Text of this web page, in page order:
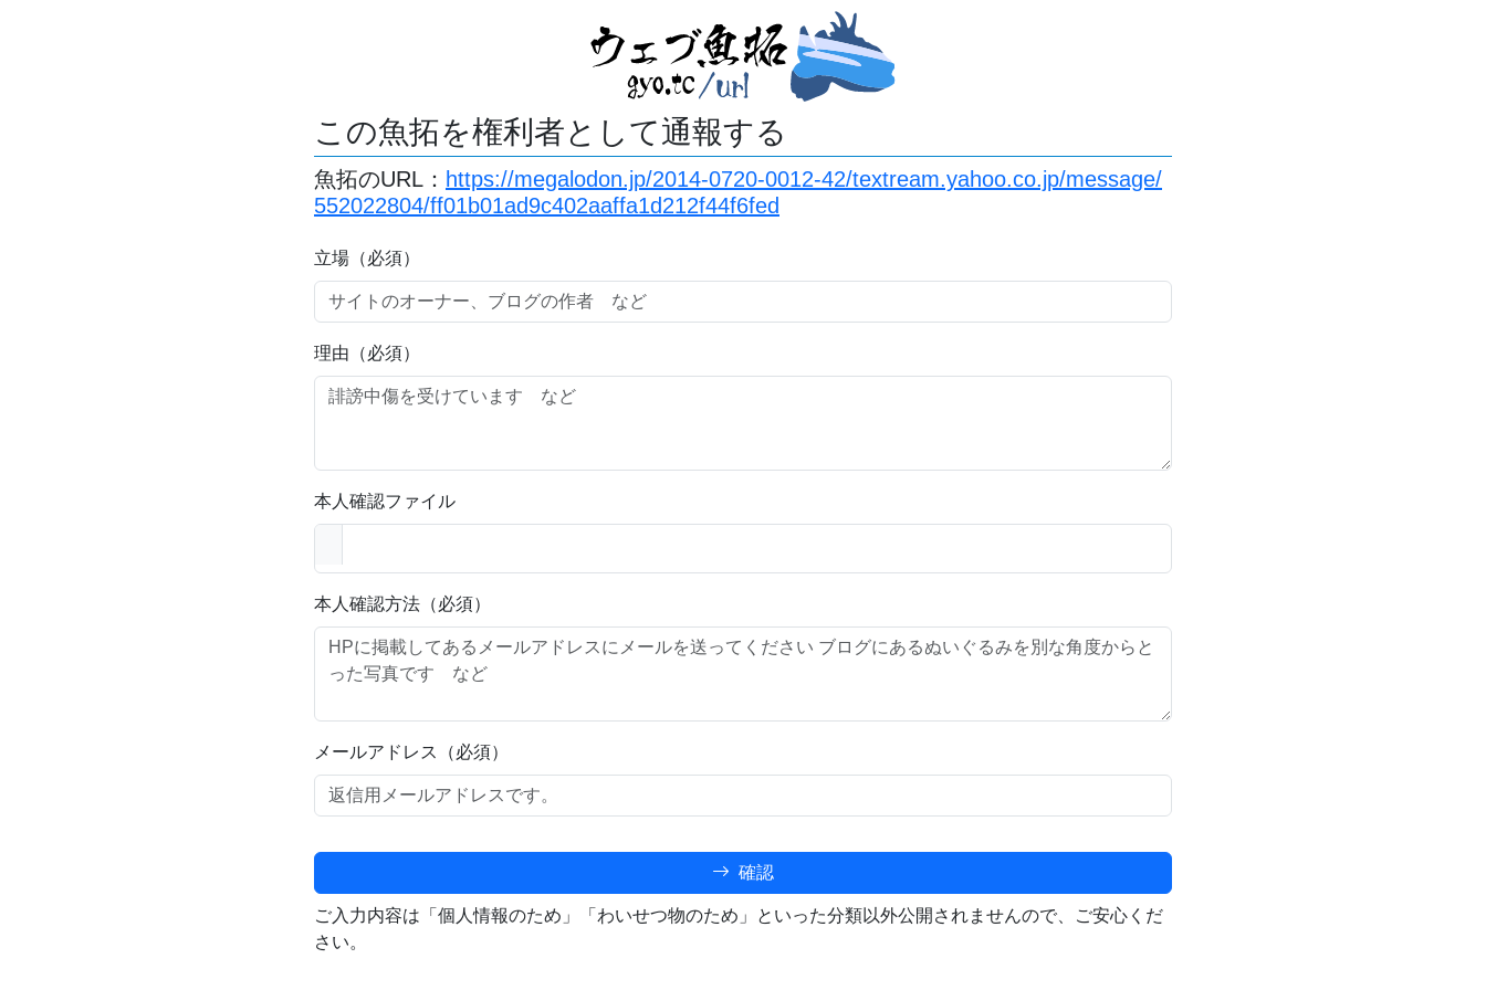
この魚拓を権利者として通報する
魚拓のURL： https://megalodon.jp/2014-0720-0012-42/textream.yahoo.co.jp/message/
552022804/ff01b01ad9c402aaffa1d212f44f6fed
立場（必須）
理由（必須）
本人確認ファイル
本人確認方法（必須）
メールアドレス（必須）
確認
ご入力内容は「個人情報のため」「わいせつ物のため」といった分類以外公開されませんので、ご安心くだ
さい。